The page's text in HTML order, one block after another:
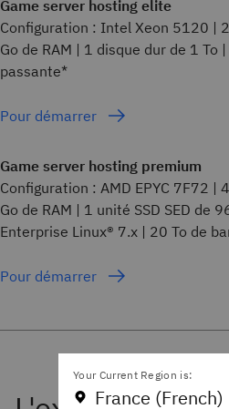
Game server hosting elite
Configuration : Intel Xeon 5120 |
Go de RAM | 1 disque dur de 1 To
passante*
Pour démarrer
Game server hosting premium
Configuration : AMD EPYC 7F72
Go de RAM | 1 unité SSD SED de
Enterprise Linux® 7.x | 20 To de
Pour démarrer
Your Current Region is:
France (French)